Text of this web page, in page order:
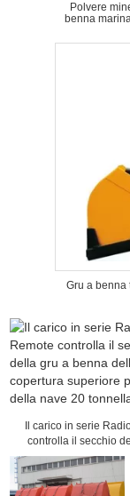
Polvere
benna
Gru a benna
Il carico in serie
controlla il secchio
benna della copertura
per la gru della nave 20